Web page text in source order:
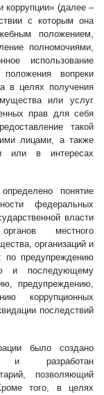
коррупции» (далее –
с которым она
положением,
полномочиями,
использование
вопреки
в целях получения
или услуг
прав для себя
такой
лицами, а также
или в интересах
понятие
федеральных
власти
местного
организаций и
по предупреждению
и последующему
предупреждению,
коррупционных
последствий
было создано
и разработан
позволяющий
того, в целях